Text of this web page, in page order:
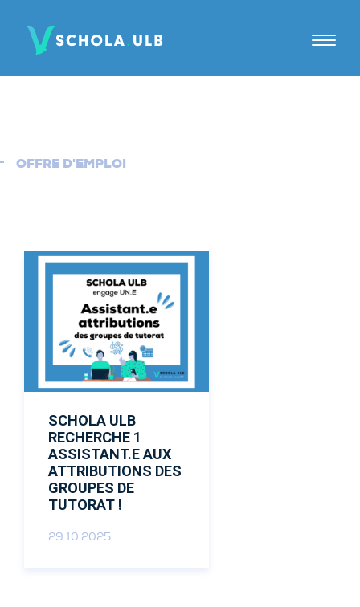
Parents
Tuteurs
Candidats tuteurs
Établissements
Donateurs
ACTUALITÉS
CONTACT
OFFRE D'EMPLOI
SCHOLA ULB
RECHERCHE 1
ASSISTANT.E AUX
ATTRIBUTIONS DES
GROUPES DE
TUTORAT !
29.10.2025